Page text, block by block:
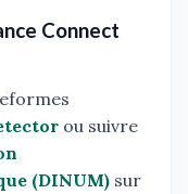
Connect
ou suivre
(DINUM) sur